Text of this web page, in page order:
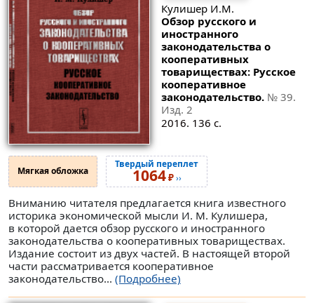
Кулишер И.М.
Обзор русского и
иностранного
законодательства о
кооперативных
товариществах: Русское
кооперативное
законодательство. № 39.
Изд. 2
2016. 136 с.
Мягкая обложка
Твердый переплет
1064₽››
Вниманию читателя предлагается книга известного
историка экономической мысли И. М. Кулишера,
в которой дается обзор русского и иностранного
законодательства о кооперативных товариществах.
Издание состоит из двух частей. В настоящей второй
части рассматривается кооперативное
законодательство... (Подробнее)